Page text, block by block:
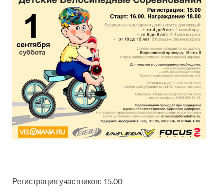
Регистрация участников: 15.00